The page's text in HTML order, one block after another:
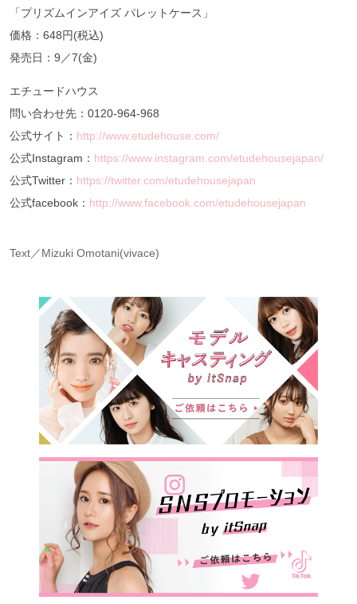
「プリズムインアイズ パレットケース」
価格：648円(税込)
発売日：9／7(金)
エチュードハウス
問い合わせ先：0120-964-968
公式サイト： http://www.etudehouse.com/
公式Instagram： https://www.instagram.com/etudehousejapan/
公式Twitter： https://twitter.com/etudehousejapan
公式facebook： http://www.facebook.com/etudehousejapan
Text／Mizuki Omotani(vivace)